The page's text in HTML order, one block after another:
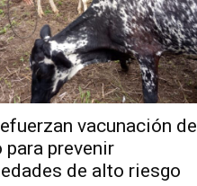
vacunación de
para prevenir
de alto riesgo